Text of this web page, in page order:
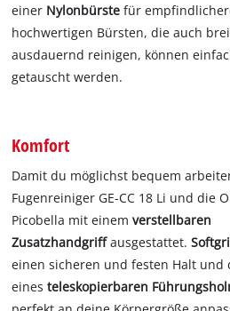
einer Nylonbürstefür
hochwertigen Bürsten, die auch
ausdauernd reinigen, können
getauscht werden.
Komfort
Damit du möglichst bequem
Fugenreiniger GE-CC 18 Li und die
Picobella mit einemverstellbaren
Zusatzhandgriffausgestattet.
einen sicheren und festen Halt und
eines teleskopierbaren